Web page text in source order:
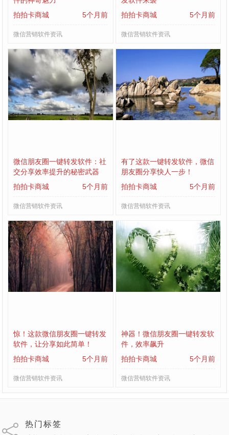
拍拍卡商城
5个月前
微信营销软件资讯
拍拍卡商城
5个月前
微信营销软件资讯
微信朋友圈一键转发软件：社
交分享效率提升的秘密武器
拍拍卡商城
5个月前
微信营销软件资讯
有了这款一键转发软件，微信
朋友圈分享快人一步！
拍拍卡商城
5个月前
微信营销软件资讯
惊！这款微信朋友圈一键转发
软件，让分享如此简单！
拍拍卡商城
5个月前
微信营销软件资讯
神器！微信朋友圈一键转发软
件，效率飙升
拍拍卡商城
5个月前
微信营销软件资讯
热门标签